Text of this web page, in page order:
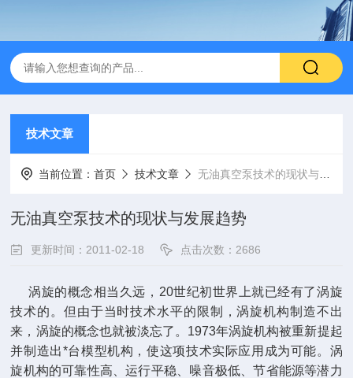
技术文章
当前位置：首页 技术文章 无油真空泵技术的现状与发展趋势
无油真空泵技术的现状与发展趋势
更新时间：2011-02-18 点击次数：2686
涡旋的概念相当久远，20世纪初世界上就已经有了涡旋
技术的。但由于当时技术水平的限制，涡旋机构制造不出
来，涡旋的概念也就被淡忘了。1973年涡旋机构被重新提起
并制造出*台模型机构，使这项技术实际应用成为可能。涡
旋机构的可靠性高、运行平稳、噪音极低、节省能源等潜力